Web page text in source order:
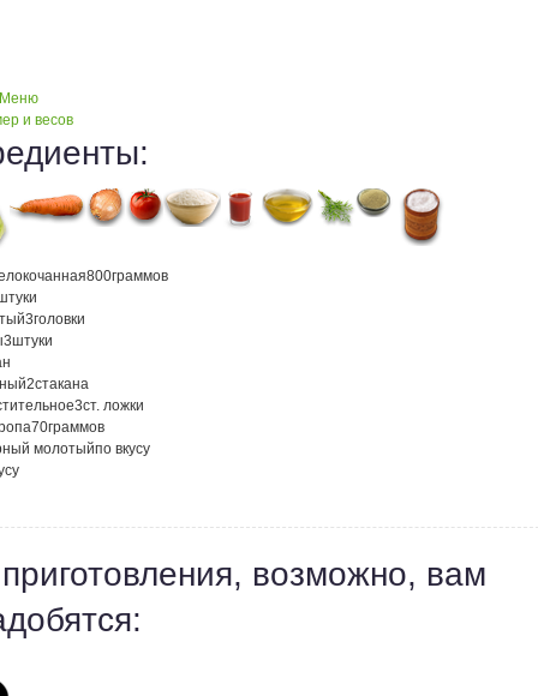
и весов
800граммов
3головки
3штуки
2стакана
3ст. ложки
70граммов
молотыйпо вкусу
возможно, вам